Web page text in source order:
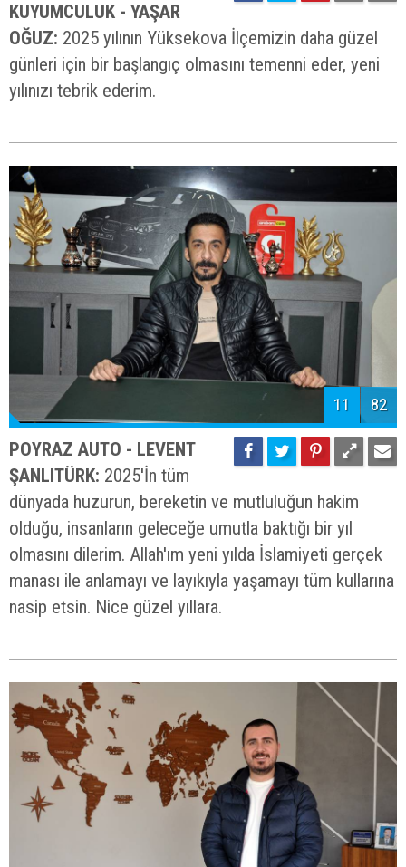
KUYUMCULUK - YAŞAR
OĞUZ: 2025 yılının Yüksekova İlçemizin daha güzel
günleri için bir başlangıç olmasını temenni eder, yeni
yılınızı tebrik ederim.
11 82
POYRAZ AUTO - LEVENT
ŞANLITÜRK: 2025'İn tüm
dünyada huzurun, bereketin ve mutluluğun hakim
olduğu, insanların geleceğe umutla baktığı bir yıl
olmasını dilerim. Allah'ım yeni yılda İslamiyeti gerçek
manası ile anlamayı ve layıkıyla yaşamayı tüm kullarına
nasip etsin. Nice güzel yıllara.